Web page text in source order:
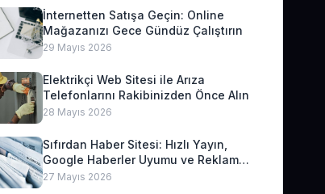
İnternetten Satışa Geçin: Online
Mağazanızı Gece Gündüz Çalıştırın
29 Mayıs 2026
Elektrikçi Web Sitesi ile Arıza
Telefonlarını Rakibinizden Önce Alın
28 Mayıs 2026
Sıfırdan Haber Sitesi: Hızlı Yayın,
Google Haberler Uyumu ve Reklam
Geliri
27 Mayıs 2026